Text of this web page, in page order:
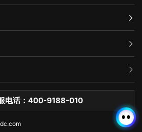
。他们可以告诉您更多关于错误代码502的
互联网时代，我们经常会遇到502错误代
接到上游服务器，通常是由代理服务器、网
了解决这个问题，我们可以尝试刷新网页、
存、暂时使用其他网络连接或联系网站管理
解决错误代码502问题。
访问的原因以及解决方法全部内容，其实
，为了的就是可以满足各种用户的需求，也
候，更需要及时进行页面访问升级，希望本
。CSS用于控制网页的布局、颜色、字体等
加美观和吸引人。 行为：指的是网页与用
的使用。JavaScript是一种脚本语言，它允
，如点击按钮、滚动页面等，从而提供更加
面相互依赖，共同决定了Web的外观、功
是什么意思？看完文章就能清楚知道了，
果客户端发送的请求超过了这个限制，服务
。 3. 网络不稳定：如果网络不稳定，客户
增加请求间隔时间：当客户端发送的请求
间隔时间，减少请求的数量。 2. 减少请
求。 3. 检查API调用的频率：如果HTTP
们可以检查API调用的频率，是否超出了
网络连接：如果HTTP 429错误是由网络
网络连接是否正常，是否存在延迟或丢包现
即内容分发网络，可以缓存静态资源，
度和稳定性。 6. 联系服务器管理员：如
个小时的EC2实例。 2. Amazon S3：
对于不超过5GB的数据存储和处理是免费
件驱动的方式在云中运行代码，免费计
25个RCU。 5. Amazon Glacier：用于非
：AWS的全球内容分发网络
50GB的数据传输提供免费流量。 7.
：一种基于云的机器学习服务，在免费计划
预测。 8. Amazon RDS：AWS的关系型
续使用750小时，每月获得20GB的备份存
电话：400-9188-010